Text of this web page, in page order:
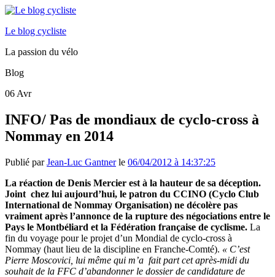
Le blog cycliste
La passion du vélo
Blog
06 Avr
INFO/ Pas de mondiaux de cyclo-cross à
Nommay en 2014
Publié parJean-Luc Gantnerle 06/04/2012 à 14:37:25
La réaction de Denis Mercier est à la hauteur de sa déception.
Joint chez lui aujourd’hui, le patron du CCINO (Cyclo Club
International de Nommay Organisation) ne décolère pas
vraiment après l’annonce de la rupture des négociations entre le
Pays le Montbéliard et la Fédération française de cyclisme. La
fin du voyage pour le projet d’un Mondial de cyclo-cross à
Nommay (haut lieu de la discipline en Franche-Comté). « C’est
Pierre Moscovici, lui même qui m’a fait part cet après-midi du
souhait de la FFC d’abandonner le dossier de candidature de